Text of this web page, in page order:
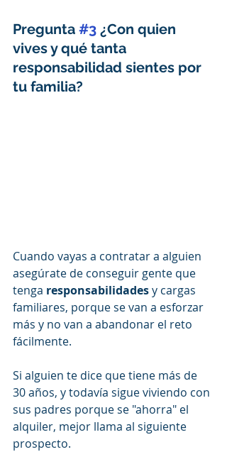
Pregunta #3 ¿Con quien
vives y qué tanta
responsabilidad sientes por
tu familia?
Cuando vayas a contratar a alguien
asegúrate de conseguir gente que
tenga responsabilidades y cargas
familiares, porque se van a esforzar
más y no van a abandonar el reto
fácilmente.
Si alguien te dice que tiene más de
30 años, y todavía sigue viviendo con
sus padres porque se "ahorra" el
alquiler, mejor llama al siguiente
prospecto.